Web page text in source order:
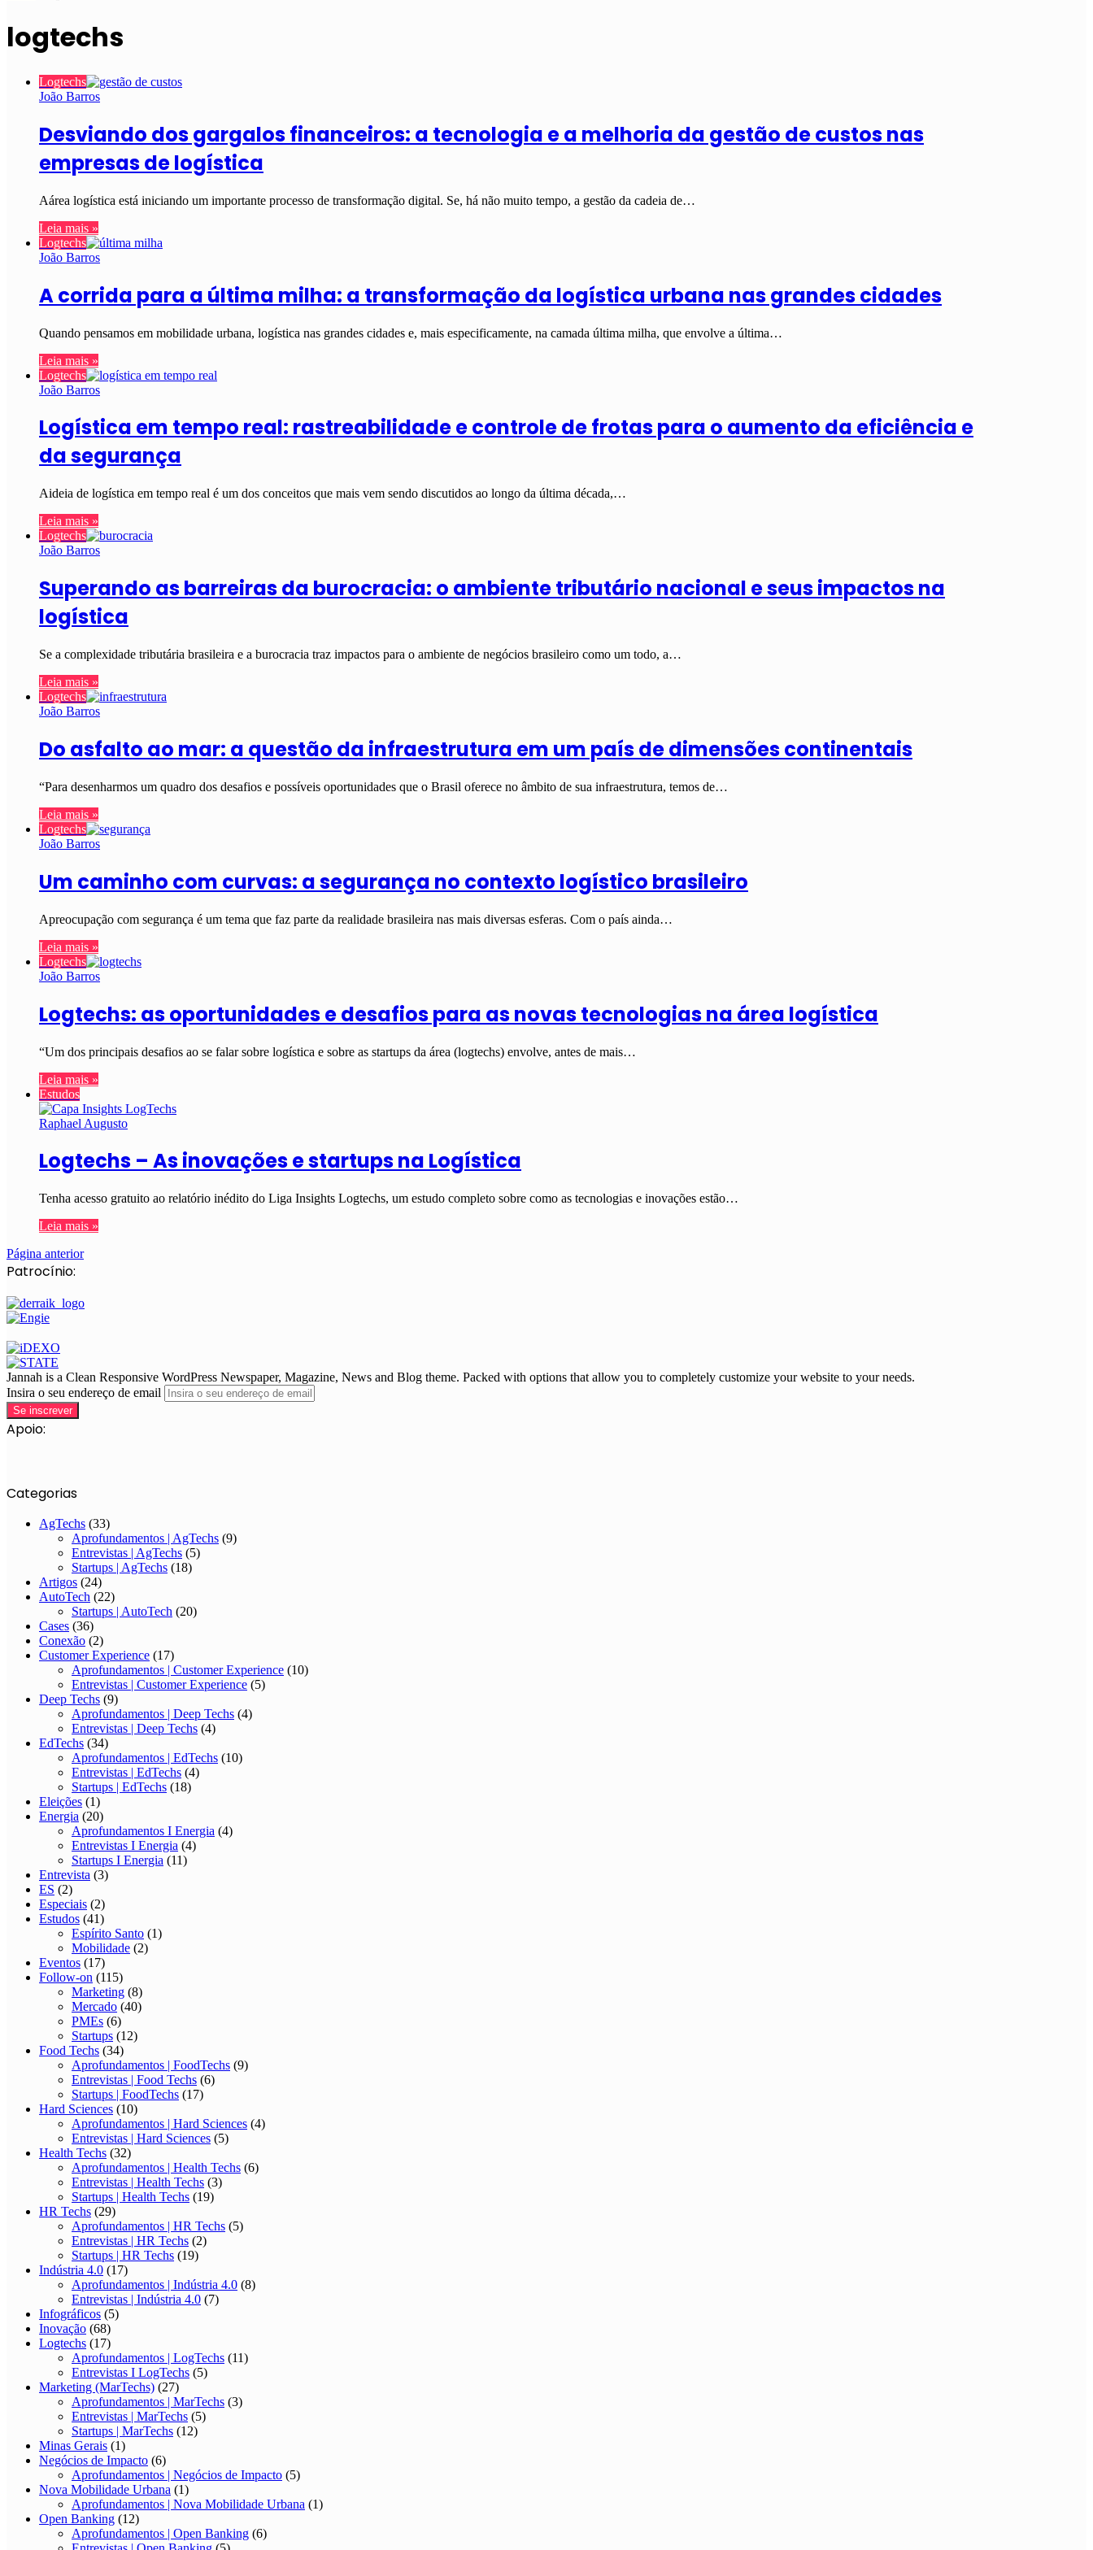
logtechs
Logtechs
João Barros
Desviando dos gargalos financeiros: a tecnologia e a melhoria da gestão de custos nas
empresas de logística
Aárea logística está iniciando um importante processo de transformação digital. Se, há não muito tempo, a gestão da cadeia de…
Leia mais »
Logtechs
João Barros
A corrida para a última milha: a transformação da logística urbana nas grandes cidades
Quando pensamos em mobilidade urbana, logística nas grandes cidades e, mais especificamente, na camada última milha, que envolve a última…
Leia mais »
Logtechs
João Barros
Logística em tempo real: rastreabilidade e controle de frotas para o aumento da eficiência e
da segurança
Aideia de logística em tempo real é um dos conceitos que mais vem sendo discutidos ao longo da última década,…
Leia mais »
Logtechs
João Barros
Superando as barreiras da burocracia: o ambiente tributário nacional e seus impactos na
logística
Se a complexidade tributária brasileira e a burocracia traz impactos para o ambiente de negócios brasileiro como um todo, a…
Leia mais »
Logtechs
João Barros
Do asfalto ao mar: a questão da infraestrutura em um país de dimensões continentais
“Para desenharmos um quadro dos desafios e possíveis oportunidades que o Brasil oferece no âmbito de sua infraestrutura, temos de…
Leia mais »
Logtechs
João Barros
Um caminho com curvas: a segurança no contexto logístico brasileiro
Apreocupação com segurança é um tema que faz parte da realidade brasileira nas mais diversas esferas. Com o país ainda…
Leia mais »
Logtechs
João Barros
Logtechs: as oportunidades e desafios para as novas tecnologias na área logística
“Um dos principais desafios ao se falar sobre logística e sobre as startups da área (logtechs) envolve, antes de mais…
Leia mais »
Estudos
Raphael Augusto
Logtechs – As inovações e startups na Logística
Tenha acesso gratuito ao relatório inédito do Liga Insights Logtechs, um estudo completo sobre como as tecnologias e inovações estão…
Leia mais »
Página anterior
Patrocínio:
Jannah is a Clean Responsive WordPress Newspaper, Magazine, News and Blog theme. Packed with options that allow you to completely customize your website to your needs.
Insira o seu endereço de email
Apoio:
Categorias
AgTechs (33)
Aprofundamentos | AgTechs (9)
Entrevistas | AgTechs (5)
Startups | AgTechs (18)
Artigos (24)
AutoTech (22)
Startups | AutoTech (20)
Cases (36)
Conexão (2)
Customer Experience (17)
Aprofundamentos | Customer Experience (10)
Entrevistas | Customer Experience (5)
Deep Techs (9)
Aprofundamentos | Deep Techs (4)
Entrevistas | Deep Techs (4)
EdTechs (34)
Aprofundamentos | EdTechs (10)
Entrevistas | EdTechs (4)
Startups | EdTechs (18)
Eleições (1)
Energia (20)
Aprofundamentos I Energia (4)
Entrevistas I Energia (4)
Startups I Energia (11)
Entrevista (3)
ES (2)
Especiais (2)
Estudos (41)
Espírito Santo (1)
Mobilidade (2)
Eventos (17)
Follow-on (115)
Marketing (8)
Mercado (40)
PMEs (6)
Startups (12)
Food Techs (34)
Aprofundamentos | FoodTechs (9)
Entrevistas | Food Techs (6)
Startups | FoodTechs (17)
Hard Sciences (10)
Aprofundamentos | Hard Sciences (4)
Entrevistas | Hard Sciences (5)
Health Techs (32)
Aprofundamentos | Health Techs (6)
Entrevistas | Health Techs (3)
Startups | Health Techs (19)
HR Techs (29)
Aprofundamentos | HR Techs (5)
Entrevistas | HR Techs (2)
Startups | HR Techs (19)
Indústria 4.0 (17)
Aprofundamentos | Indústria 4.0 (8)
Entrevistas | Indústria 4.0 (7)
Infográficos (5)
Inovação (68)
Logtechs (17)
Aprofundamentos | LogTechs (11)
Entrevistas I LogTechs (5)
Marketing (MarTechs) (27)
Aprofundamentos | MarTechs (3)
Entrevistas | MarTechs (5)
Startups | MarTechs (12)
Minas Gerais (1)
Negócios de Impacto (6)
Aprofundamentos | Negócios de Impacto (5)
Nova Mobilidade Urbana (1)
Aprofundamentos | Nova Mobilidade Urbana (1)
Open Banking (12)
Aprofundamentos | Open Banking (6)